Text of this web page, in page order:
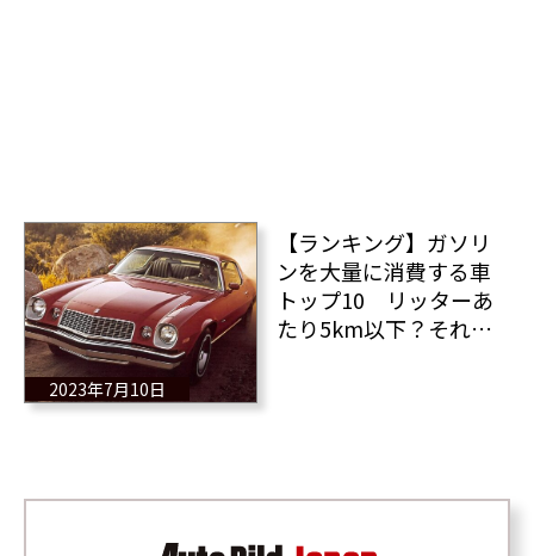
2023年7月10日
【ランキング】ガソリ
ンを大量に消費する車
トップ10 リッターあ
たり5km以下？それが